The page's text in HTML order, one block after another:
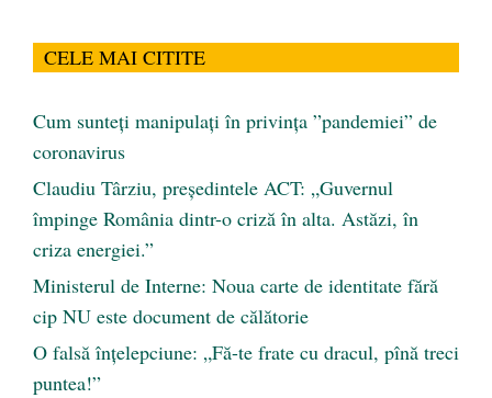
CELE MAI CITITE
Cum sunteți manipulați în privința ”pandemiei” de
coronavirus
Claudiu Târziu, președintele ACT: „Guvernul
împinge România dintr-o criză în alta. Astăzi, în
criza energiei.”
Ministerul de Interne: Noua carte de identitate fără
cip NU este document de călătorie
O falsă înțelepciune: „Fă-te frate cu dracul, pînă treci
puntea!”